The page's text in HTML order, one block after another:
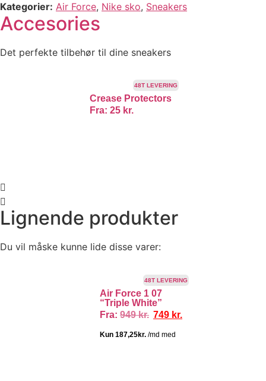
Kategorier Air Force, Nike sko, Sneakers
Accesories
Det perfekte tilbehør til dine sneakers
48T LEVERING
Crease Protectors
Fra: 25 kr.
Lignende produkter
Du vil måske kunne lide disse varer:
48T LEVERING
Air Force 1 07
“Triple White”
Fra: 949kr. 749 kr.